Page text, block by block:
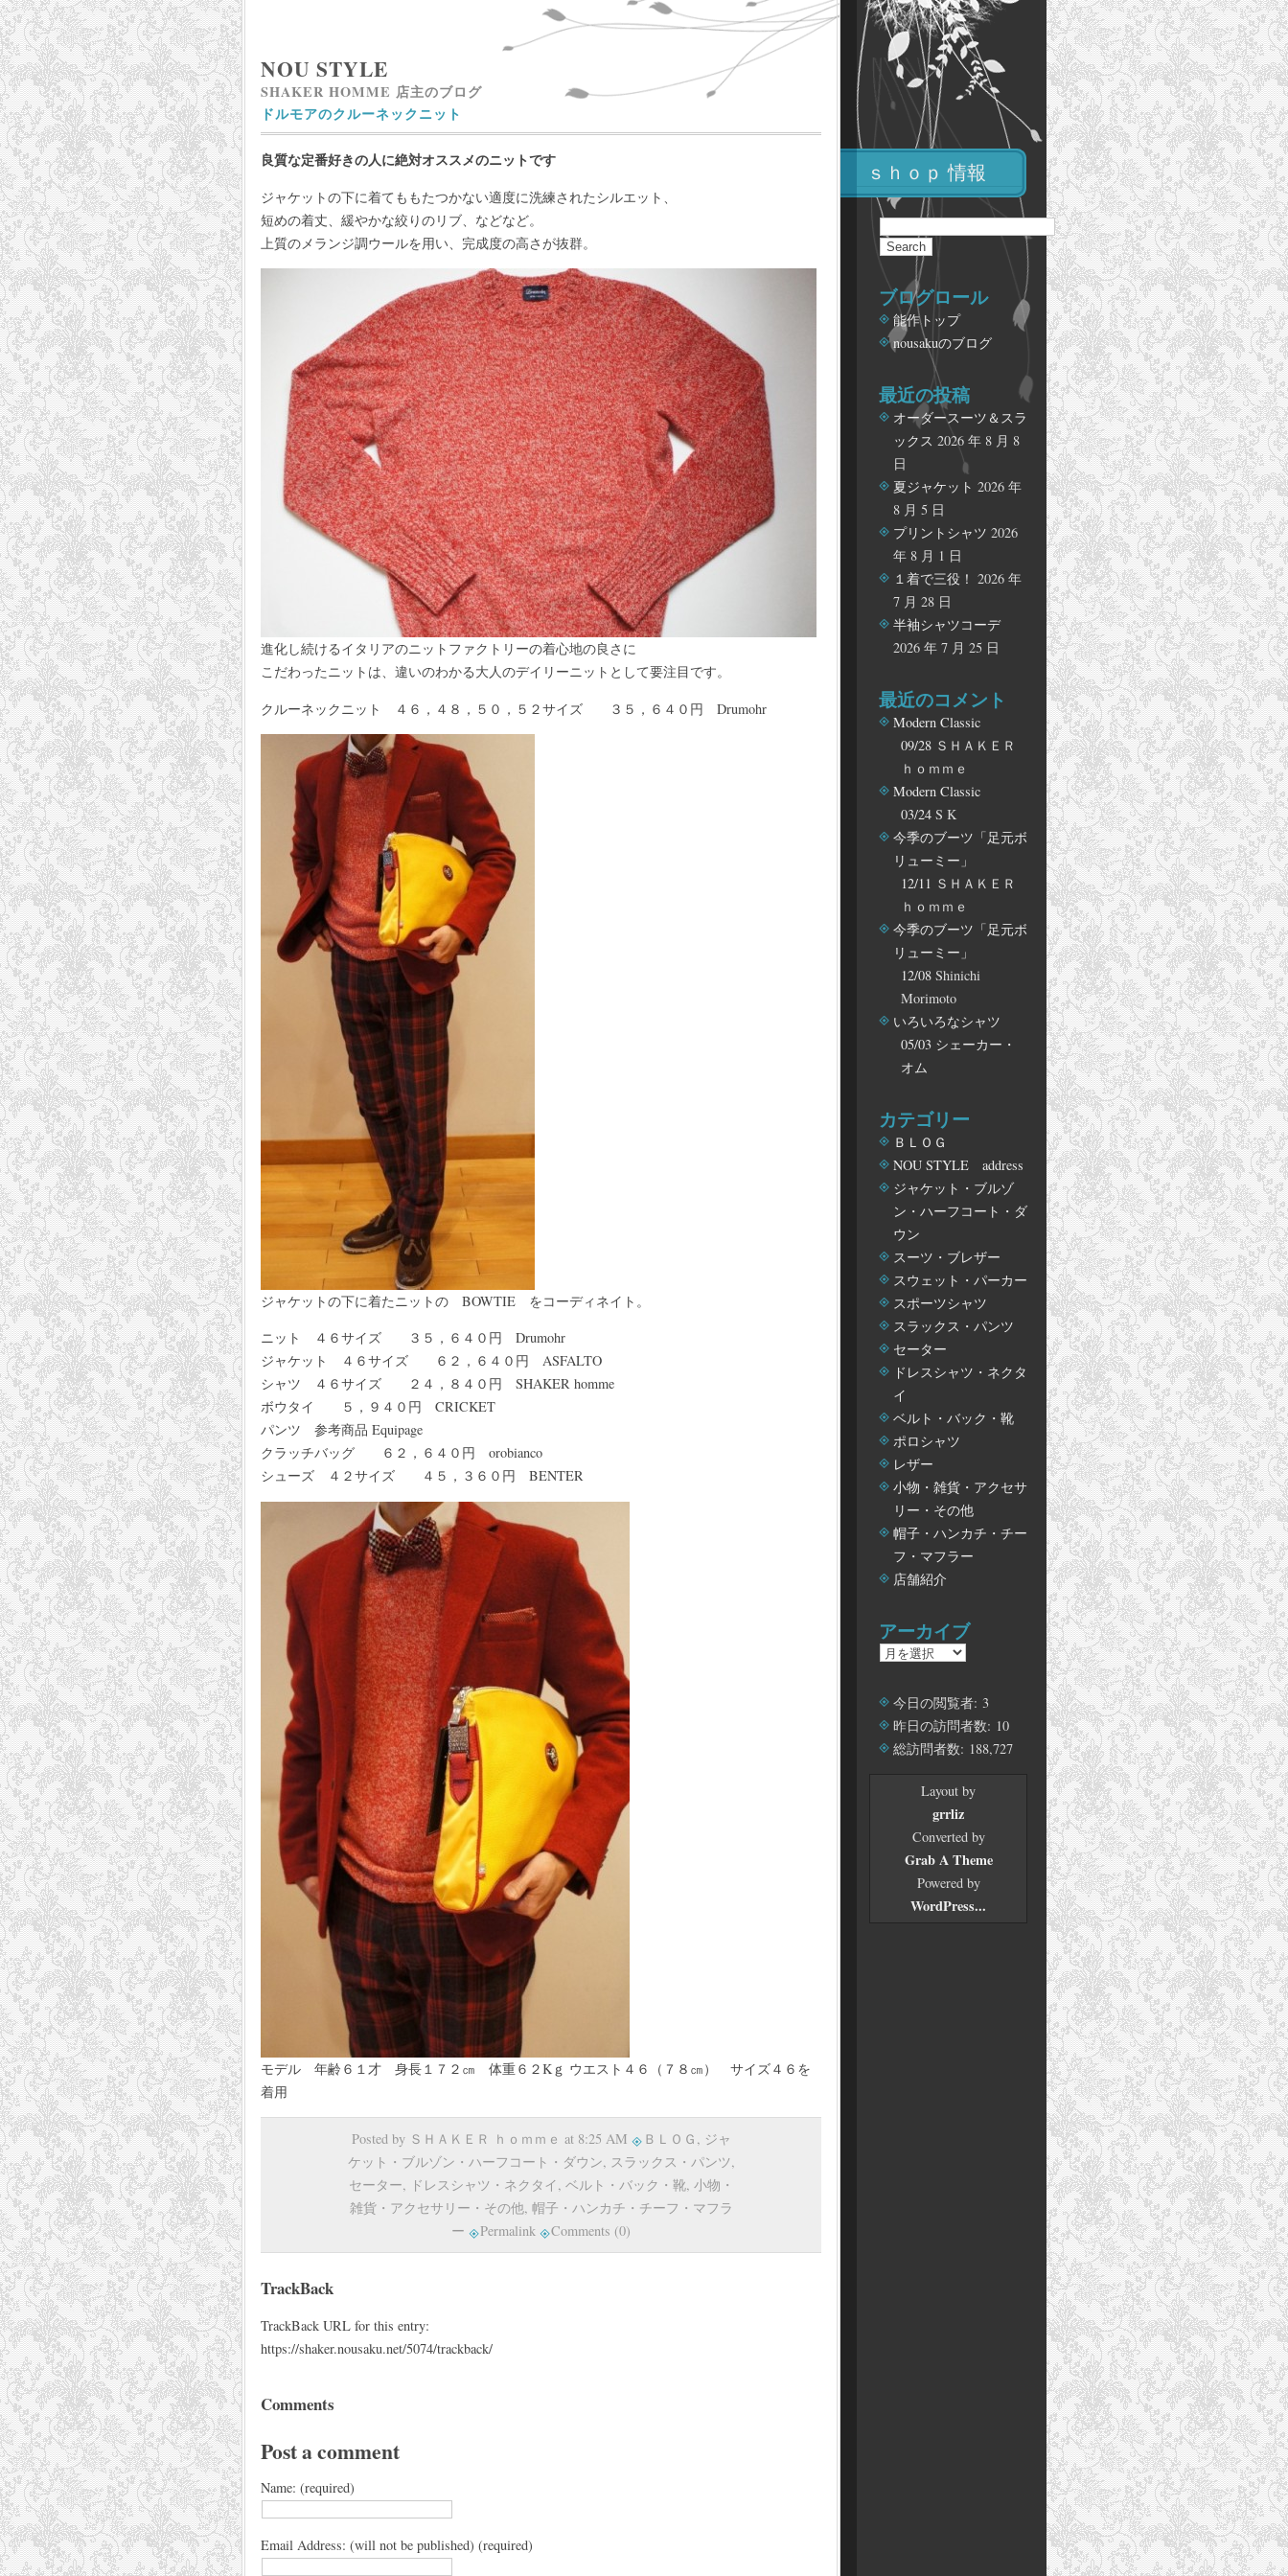
NOU STYLE
SHAKER HOMME 店主のブログ
ドルモアのクルーネックニット
良質な定番好きの人に絶対オススメのニットです
ジャケットの下に着てももたつかない適度に洗練されたシルエット、
短めの着丈、緩やかな絞りのリブ、などなど。
上質のメランジ調ウールを用い、完成度の高さが抜群。
進化し続けるイタリアのニットファクトリーの着心地の良さに
こだわったニットは、違いのわかる大人のデイリーニットとして要注目です。
クルーネックニット ４６，４８，５０，５２サイズ ３５，６４０円 Drumohr
ジャケットの下に着たニットの BOWTIE をコーディネイト。
ニット ４６サイズ ３５，６４０円 Drumohr
ジャケット ４６サイズ ６２，６４０円 ASFALTO
シャツ ４６サイズ ２４，８４０円 SHAKER homme
ボウタイ ５，９４０円 CRICKET
パンツ 参考商品 Equipage
クラッチバッグ ６２，６４０円 orobianco
シューズ ４２サイズ ４５，３６０円 BENTER
モデル 年齢６１才 身長１７２㎝ 体重６２Kｇ ウエスト４６（７８㎝） サイズ４６を
着用
Posted by ＳＨＡＫＥＲ ｈｏｍｍｅ at 8:25 AM ＢＬＯＧ , ジャ
ケット・ブルゾン・ハーフコート・ダウン, スラックス・パンツ,
セーター, ドレスシャツ・ネクタイ, ベルト・バック・靴, 小物・
雑貨・アクセサリー・その他, 帽子・ハンカチ・チーフ・マフラ
ー
Permalink Comments (0)
TrackBack
TrackBack URL for this entry:
https://shaker.nousaku.net/5074/trackback/
Comments
Post a comment
Name: (required)
Email Address: (will not be published) (required)
ｓｈｏｐ 情報
ブログロール
能作トップ
nousakuのブログ
最近の投稿
オーダースーツ＆スラ
ックス 2026 年 8 月 8
日
夏ジャケット 2026 年
8 月 5 日
プリントシャツ 2026
年 8 月 1 日
１着で三役！ 2026 年
7 月 28 日
半袖シャツコーデ
2026 年 7 月 25 日
最近のコメント
Modern Classic
09/28 ＳＨＡＫＥＲ
ｈｏｍｍｅ
Modern Classic
03/24 S K
今季のブーツ「足元ボ
リューミー」
12/11 ＳＨＡＫＥＲ
ｈｏｍｍｅ
今季のブーツ「足元ボ
リューミー」
12/08 Shinichi
Morimoto
いろいろなシャツ
05/03 シェーカー・
オム
カテゴリー
ＢＬＯＧ
NOU STYLE address
ジャケット・ブルゾ
ン・ハーフコート・ダ
ウン
スーツ・ブレザー
スウェット・パーカー
スポーツシャツ
スラックス・パンツ
セーター
ドレスシャツ・ネクタ
イ
ベルト・バック・靴
ポロシャツ
レザー
小物・雑貨・アクセサ
リー・その他
帽子・ハンカチ・チー
フ・マフラー
店舗紹介
アーカイブ
ア
カ
イ
ブ
今日の閲覧者: 3
昨日の訪問者数: 10
総訪問者数: 188,727
Layout by
grrliz
Converted by
Grab A Theme
Powered by
WordPress...